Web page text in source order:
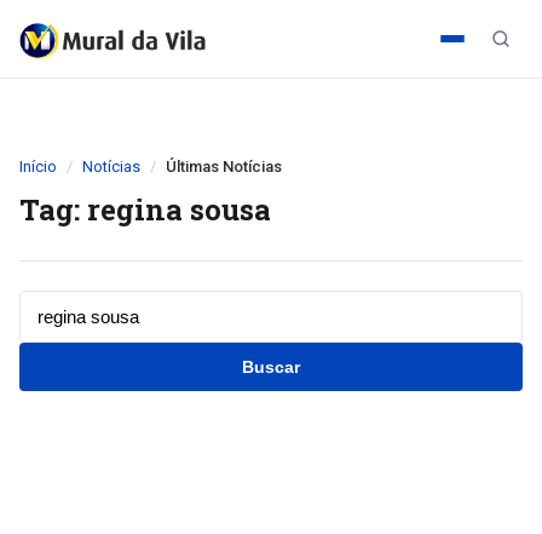
Início Notícias Últimas Notícias
Tag: regina sousa
Buscar